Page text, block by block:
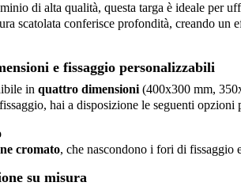
di alta qualità, questa targa è ideale per
scatolata conferisce profondità, creando un
e fissaggio personalizzabili
in quattro dimensioni (400x300 mm,
hai a disposizione le seguenti opzioni
cromato, che nascondono i fori di fissaggio
su misura